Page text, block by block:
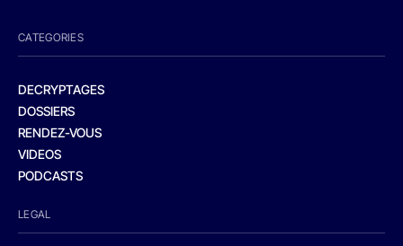
CATEGORIES
DECRYPTAGES
DOSSIERS
RENDEZ-VOUS
VIDEOS
PODCASTS
LEGAL